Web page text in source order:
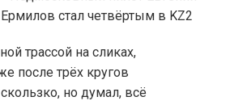
трассой на сликах,
после трёх кругов
но думал, всё